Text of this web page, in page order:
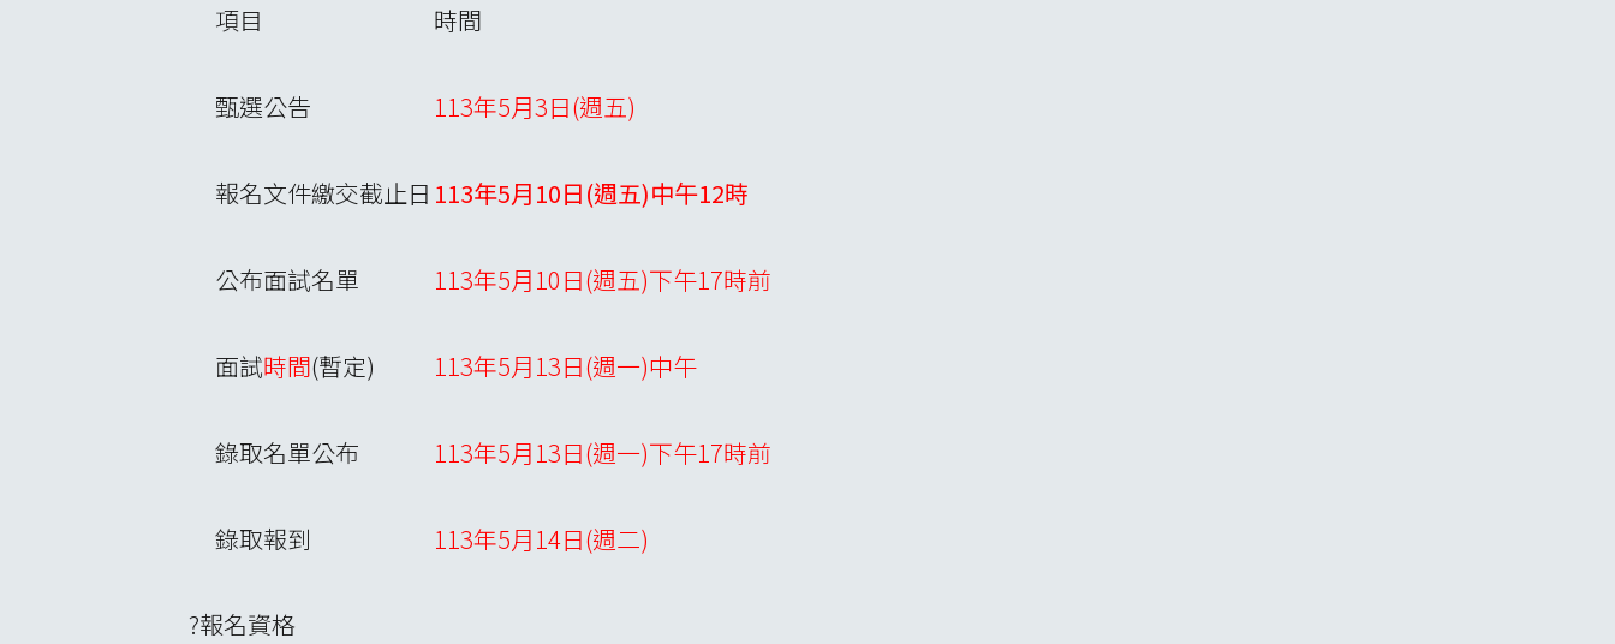
項目 時間
甄選公告 113年5月3日(週五)
報名文件繳交截止日 113年5月10日(週五)中午12時
公布面試名單 113年5月10日(週五)下午17時前
面試時間(暫定) 113年5月13日(週一)中午
錄取名單公布 113年5月13日(週一)下午17時前
錄取報到 113年5月14日(週二)
?報名資格